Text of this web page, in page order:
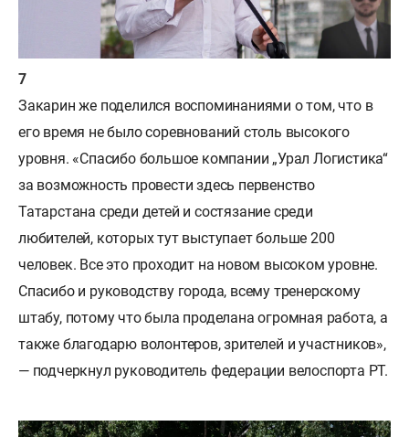
Закарин же поделился воспоминаниями о том, что в
его время не было соревнований столь высокого
уровня. «Спасибо большое компании „Урал Логистика“
за возможность провести здесь первенство
Татарстана среди детей и состязание среди
любителей, которых тут выступает больше 200
человек. Все это проходит на новом высоком уровне.
Спасибо и руководству города, всему тренерскому
штабу, потому что была проделана огромная работа, а
также благодарю волонтеров, зрителей и участников»,
— подчеркнул руководитель федерации велоспорта РТ.